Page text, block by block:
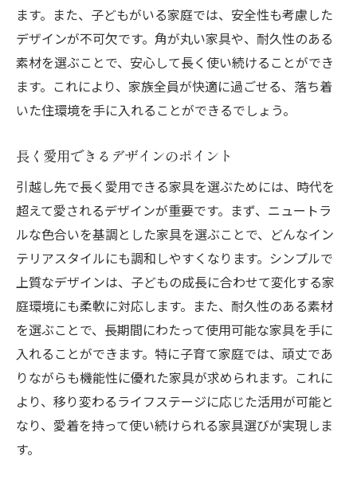
ます。また、子どもがいる家庭では、安全性も考慮した
デザインが不可欠です。角が丸い家具や、耐久性のある
素材を選ぶことで、安心して長く使い続けることができ
ます。これにより、家族全員が快適に過ごせる、落ち着
いた住環境を手に入れることができるでしょう。
長く愛用できるデザインのポイント
引越し先で長く愛用できる家具を選ぶためには、時代を
超えて愛されるデザインが重要です。まず、ニュートラ
ルな色合いを基調とした家具を選ぶことで、どんなイン
テリアスタイルにも調和しやすくなります。シンプルで
上質なデザインは、子どもの成長に合わせて変化する家
庭環境にも柔軟に対応します。また、耐久性のある素材
を選ぶことで、長期間にわたって使用可能な家具を手に
入れることができます。特に子育て家庭では、頑丈であ
りながらも機能性に優れた家具が求められます。これに
より、移り変わるライフステージに応じた活用が可能と
なり、愛着を持って使い続けられる家具選びが実現しま
す。